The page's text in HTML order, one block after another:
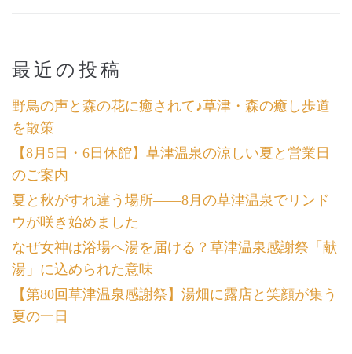
最近の投稿
野鳥の声と森の花に癒されて♪草津・森の癒し歩道
を散策
【8月5日・6日休館】草津温泉の涼しい夏と営業日
のご案内
夏と秋がすれ違う場所――8月の草津温泉でリンド
ウが咲き始めました
なぜ女神は浴場へ湯を届ける？草津温泉感謝祭「献
湯」に込められた意味
【第80回草津温泉感謝祭】湯畑に露店と笑顔が集う
夏の一日